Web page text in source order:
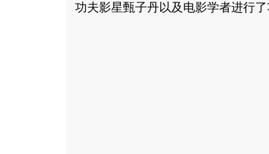
功夫影星甄子丹以及电影学者进行